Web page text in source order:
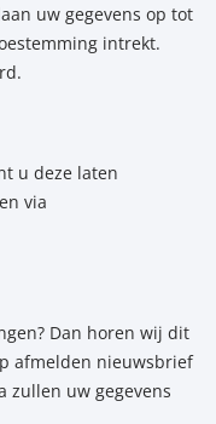
uw gegevens op tot
intrekt.
u deze laten
via
Dan horen wij dit
afmelden nieuwsbrief
zullen uw gegevens